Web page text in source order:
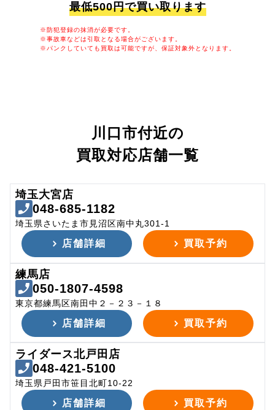
最低500円で買い取ります
※防犯登録の抹消が必要です。
※事故車などは引取となる場合がございます。
※パンクしていても買取は可能ですが、保証対象外となります。
川口市付近の
買取対応店舗一覧
埼玉大宮店
048-685-1182
埼玉県さいたま市見沼区南中丸301-1
店舗詳細 買取予約
練馬店
050-1807-4598
東京都練馬区南田中２－２３－１８
店舗詳細 買取予約
ライダース北戸田店
048-421-5100
埼玉県戸田市笹目北町10-22
店舗詳細 買取予約